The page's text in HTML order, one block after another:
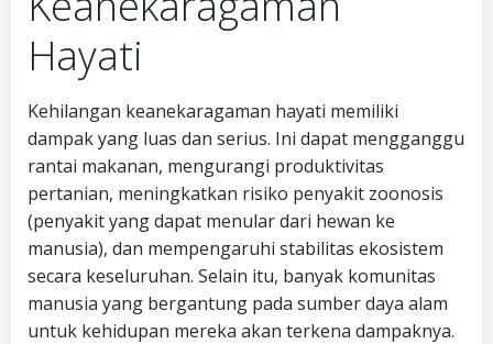
Hayati
Kehilangan keanekaragaman hayati memiliki
dampak yang luas dan serius. Ini dapat mengganggu
rantai makanan, mengurangi produktivitas
pertanian, meningkatkan risiko penyakit zoonosis
(penyakit yang dapat menular dari hewan ke
manusia), dan mempengaruhi stabilitas ekosistem
secara keseluruhan. Selain itu, banyak komunitas
manusia yang bergantung pada sumber daya alam
untuk kehidupan mereka akan terkena dampaknya.